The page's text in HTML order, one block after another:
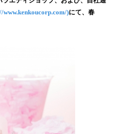
www.kenkoucorp.com/)にて、春